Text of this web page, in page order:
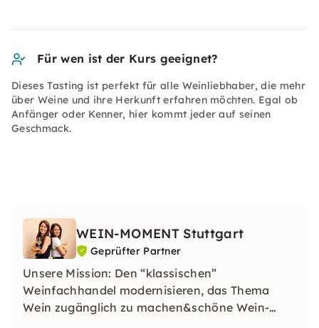
Für wen ist der Kurs geeignet?
Dieses Tasting ist perfekt für alle Weinliebhaber, die mehr
über Weine und ihre Herkunft erfahren möchten. Egal ob
Anfänger oder Kenner, hier kommt jeder auf seinen
Geschmack.
WEIN-MOMENT Stuttgart
Geprüfter Partner
Unsere Mission: Den “klassischen”
Weinfachhandel modernisieren, das Thema
Wein zugänglich zu machen&schöne Wein-